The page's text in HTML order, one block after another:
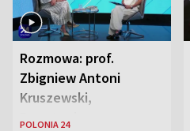
Rozmowa: prof.
Zbigniew Antoni
Kruszewski,
Powstaniec
POLONIA 24